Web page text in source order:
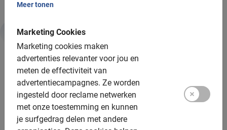
Meer tonen
Marketing Cookies
Marketing cookies maken
advertenties relevanter voor jou en
meten de effectiviteit van
advertentiecampagnes. Ze worden
ingesteld door reclame netwerken
met onze toestemming en kunnen
je surfgedrag delen met andere
Extra opties
Extra opties beschikbaar:
E-bikes: beschikbaar, € 20 toeslag
Helmen: beschikbaar